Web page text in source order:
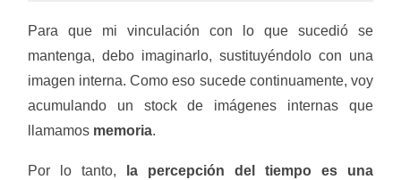
Para que mi vinculación con lo que sucedió se
mantenga, debo imaginarlo, sustituyéndolo con una
imagen interna. Como eso sucede continuamente, voy
acumulando un stock de imágenes internas que
llamamos memoria.
Por lo tanto,
la percepción del tiempo es una